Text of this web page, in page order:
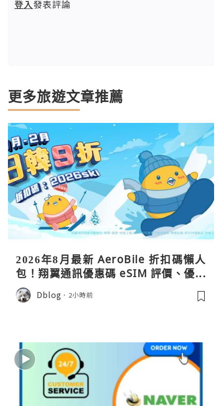
登入發表評論
更多旅遊文章推薦
2026年8月最新 AeroBile 折扣碼懶人
包！翔翼通訊優惠碼 eSIM 評價、優缺
點、蝴蝶wifi機教學完整整理
Dblog 2小時前